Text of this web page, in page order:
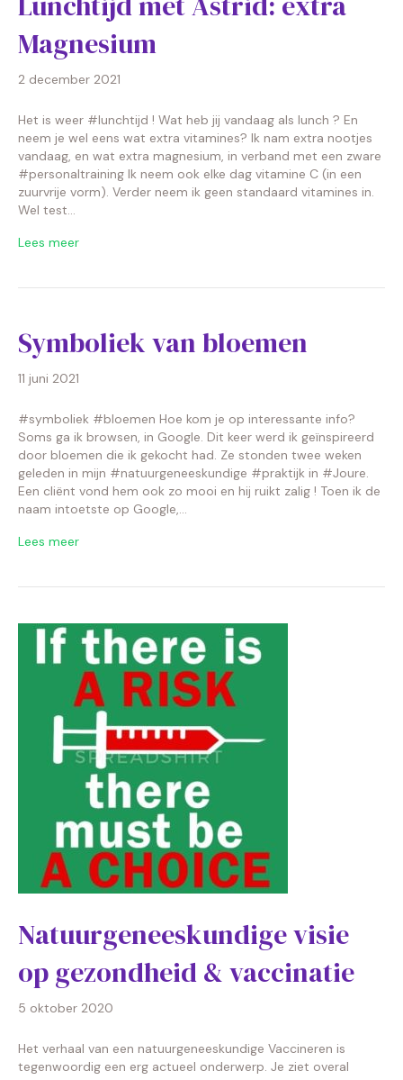
Magnesium
2 december 2021
Het is weer #lunchtijd ! Wat heb jij vandaag als lunch ? En
neem je wel eens wat extra vitamines? Ik nam extra nootjes
vandaag, en wat extra magnesium, in verband met een zware
#personaltraining Ik neem ook elke dag vitamine C (in een
zuurvrije vorm). Verder neem ik geen standaard vitamines in.
Wel test…
Lees meer
Symboliek van bloemen
11 juni 2021
#symboliek #bloemen Hoe kom je op interessante info?
Soms ga ik browsen, in Google. Dit keer werd ik geïnspireerd
door bloemen die ik gekocht had. Ze stonden twee weken
geleden in mijn #natuurgeneeskundige #praktijk in #Joure.
Een cliënt vond hem ook zo mooi en hij ruikt zalig ! Toen ik de
naam intoetste op Google,…
Lees meer
Natuurgeneeskundige visie
op gezondheid & vaccinatie
5 oktober 2020
Het verhaal van een natuurgeneeskundige Vaccineren is
tegenwoordig een erg actueel onderwerp. Je ziet overal